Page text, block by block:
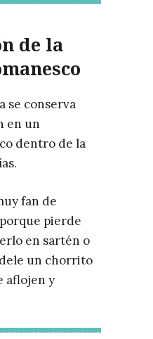
de la
se conserva
en un
dentro de la
fan de
pierde
en sartén o
un chorrito
aflojen y